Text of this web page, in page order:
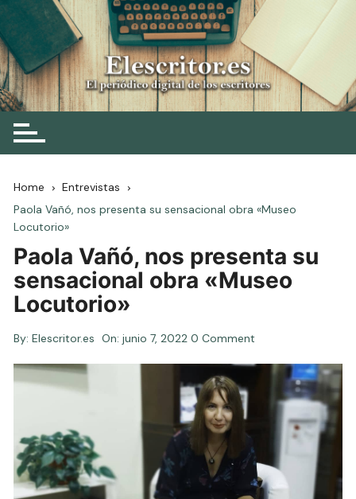
Skip
to
content
Elescritor.es
El periódico digital de los escritores
Home
Entrevistas
Paola Vañó, nos presenta su sensacional obra «Museo
Locutorio»
Paola Vañó, nos presenta su
sensacional obra «Museo
Locutorio»
By: Elescritor.es On:junio 7, 2022 0 Comment